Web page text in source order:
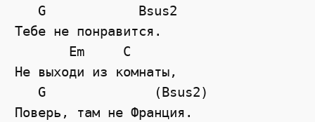
G
Bsus2
Тебе не понравится.
Em
C
Не выходи из комнаты,
   G              (Bsus2)
Поверь, там не Франция.